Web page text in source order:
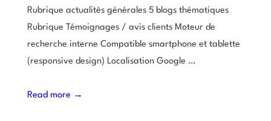
Rubrique actualités générales 5 blogs thématiques
Rubrique Témoignages / avis clients Moteur de
recherche interne Compatible smartphone et tablette
(responsive design) Localisation Google …
Read more →